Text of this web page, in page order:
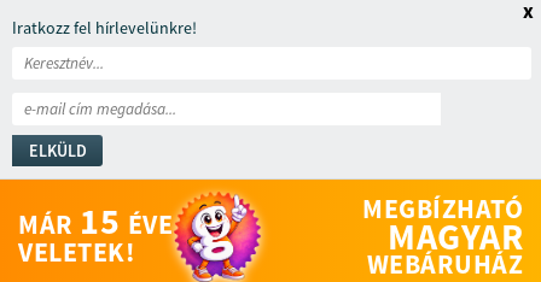
Iratkozz fel hírlevelünkre!
ELKÜLD
x
MÁR 15 ÉVE
VELETEK!
MEGBÍZHATÓ
MAGYAR
WEBÁRUHÁZ